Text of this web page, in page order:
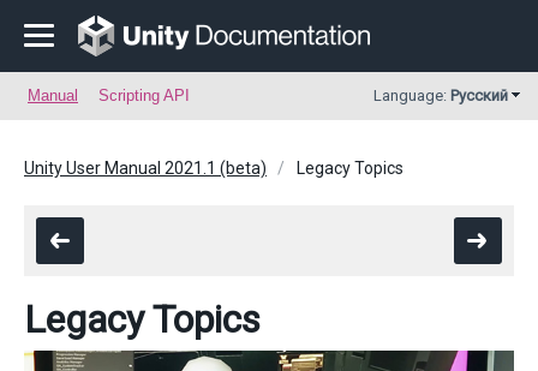
Manual Scripting API Language: Русский
Unity User Manual 2021.1 (beta) Legacy Topics
Legacy Topics